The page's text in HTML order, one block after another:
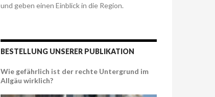
und geben einen Einblick in die Region.
BESTELLUNG UNSERER PUBLIKATION
Wie gefährlich ist der rechte Untergrund im
Allgäu wirklich?